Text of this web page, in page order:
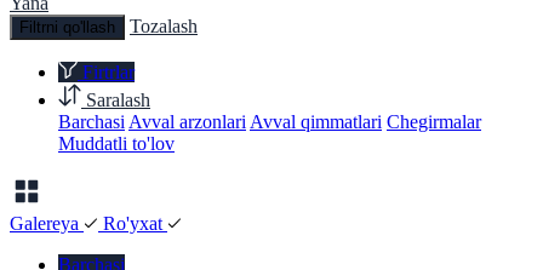
Filtrni qo'llash Tozalash
Firtrlar
Saralash
Barchasi Avval arzonlari Avval qimmatlari Chegirmalar
Muddatli to'lov
Galereya
Ro'yxat
Barchasi